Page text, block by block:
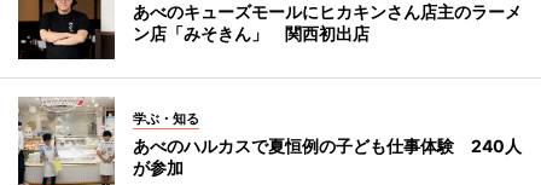
あべのキューズモールにヒカキンさん店主のラーメ
ン店「みそきん」 関西初出店
学ぶ・知る
あべのハルカスで夏恒例の子ども仕事体験 240人
が参加